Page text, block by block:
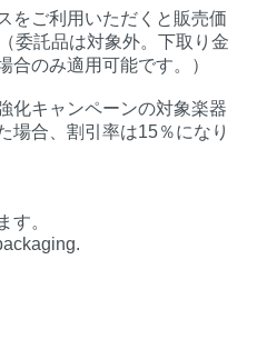
をご利用いただくと販売価
委託品は対象外。下取り金
合のみ適用可能です。）
化キャンペーンの対象楽器
場合、割引率は15％になり
す。